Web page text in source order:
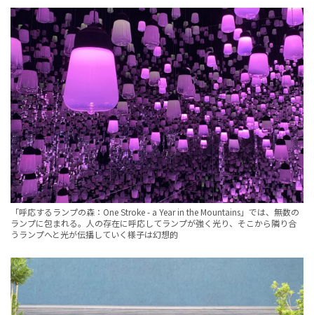
「呼応するランプの森：One Stroke - a Year in the Mountains」では、無数の
ランプに包まれる。人の存在に呼応してランプが強く光り、そこから隣り合
うランプへと光が伝播していく様子は幻想的